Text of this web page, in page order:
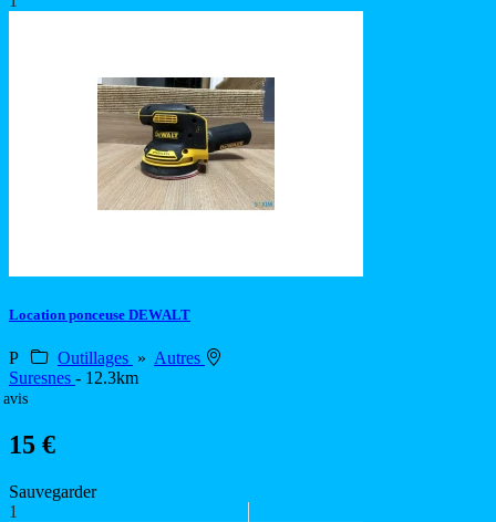
Location ponceuse DEWALT
P Outillages » Autres
Suresnes - 12.3km
avis
15 €
Sauvegarder
1